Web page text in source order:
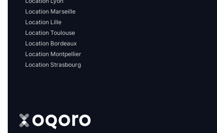
Location Marseille
Location Lille
Location Toulouse
Location Bordeaux
Location Montpellier
Location Strasbourg